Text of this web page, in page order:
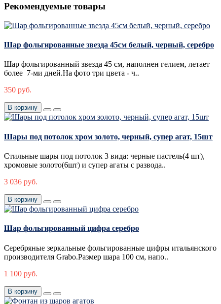
Рекомендуемые товары
Шар фольгированные звезда 45см белый, черный, серебро
Шар фольгированный звезда 45 см, наполнен гелием, летает
более 7-ми дней.На фото три цвета - ч..
350 руб.
В корзину
Шары под потолок хром золото, черный, супер агат, 15шт
Стильные шары под потолок 3 вида: черные пастель(4 шт),
хромовые золото(6шт) и супер агаты с развода..
3 036 руб.
В корзину
Шар фольгированный цифра серебро
Серебряные зеркальные фольгированные цифры итальянского
производителя Grabo.Размер шара 100 см, напо..
1 100 руб.
В корзину